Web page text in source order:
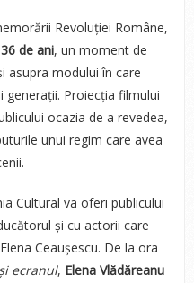
Revoluției Române,
36 de ani, un moment de
asupra modului în care
Proiecția filmului
ocazia de a revedea,
unui regim care avea
Cultural va oferi publicului
și cu actorii care
Ceaușescu. De la ora
ecranul, Elena Vlădăreanu